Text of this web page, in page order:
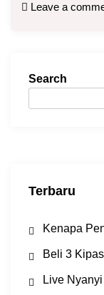
c
o
o
Leave a
Search
Terbaru
Kenapa
Beli 3
Live